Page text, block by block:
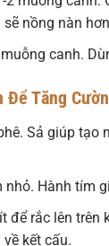
nồng nàn
canh.
Để Tăng
Sả giúp tạo
Hành tím
để rắc lên trên
kết cấu.